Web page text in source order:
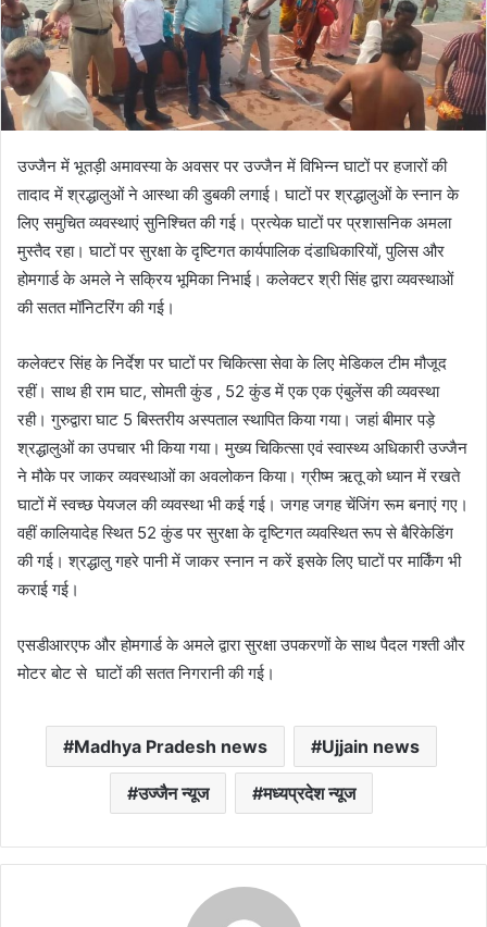
उज्जैन में भूतड़ी अमावस्या के अवसर पर उज्जैन में विभिन्न घाटों पर हजारों की
तादाद में श्रद्धालुओं ने आस्था की डुबकी लगाई। घाटों पर श्रद्धालुओं के स्नान के
लिए समुचित व्यवस्थाएं सुनिश्चित की गई। प्रत्येक घाटों पर प्रशासनिक अमला
मुस्तैद रहा। घाटों पर सुरक्षा के दृष्टिगत कार्यपालिक दंडाधिकारियों, पुलिस और
होमगार्ड के अमले ने सक्रिय भूमिका निभाई। कलेक्टर श्री सिंह द्वारा व्यवस्थाओं
की सतत मॉनिटरिंग की गई।
कलेक्टर सिंह के निर्देश पर घाटों पर चिकित्सा सेवा के लिए मेडिकल टीम मौजूद
रहीं। साथ ही राम घाट, सोमती कुंड , 52 कुंड में एक एक एंबुलेंस की व्यवस्था
रही। गुरुद्वारा घाट 5 बिस्तरीय अस्पताल स्थापित किया गया। जहां बीमार पड़े
श्रद्धालुओं का उपचार भी किया गया। मुख्य चिकित्सा एवं स्वास्थ्य अधिकारी उज्जैन
ने मौके पर जाकर व्यवस्थाओं का अवलोकन किया। ग्रीष्म ऋतू को ध्यान में रखते
घाटों में स्वच्छ पेयजल की व्यवस्था भी कई गई। जगह जगह चेंजिंग रूम बनाएं गए।
वहीं कालियादेह स्थित 52 कुंड पर सुरक्षा के दृष्टिगत व्यवस्थित रूप से बैरिकेडिंग
की गई। श्रद्धालु गहरे पानी में जाकर स्नान न करें इसके लिए घाटों पर मार्किंग भी
कराई गई।
एसडीआरएफ और होमगार्ड के अमले द्वारा सुरक्षा उपकरणों के साथ पैदल गश्ती और
मोटर बोट से घाटों की सतत निगरानी की गई।
Madhya Pradesh news Ujjain news
उज्जैन न्यूज मध्यप्रदेश न्यूज